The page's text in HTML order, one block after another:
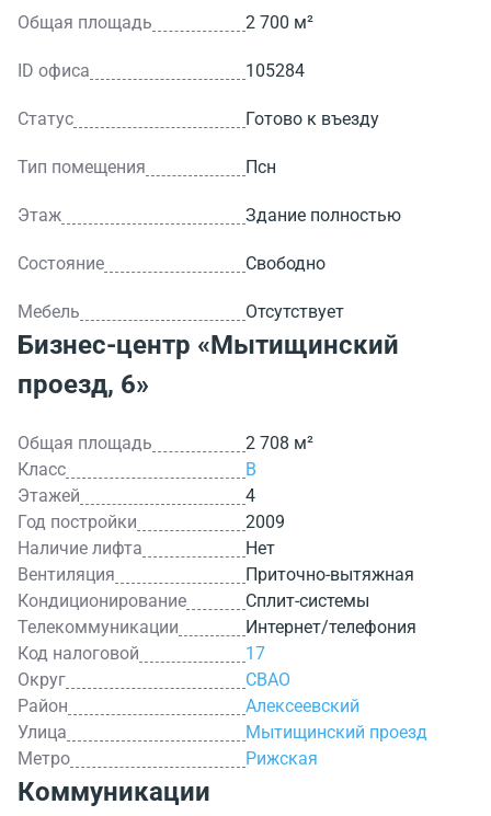
Общая площадь 2 700 м²
ID офиса 105284
Статус Готово к въезду
Тип помещения Псн
Этаж Здание полностью
Состояние Свободно
Мебель Отсутствует
Бизнес-центр «Мытищинский
проезд, 6»
Общая площадь
2 708 м²
Класс
B
Этажей
4
Год постройки
2009
Наличие лифта
Нет
Вентиляция
Приточно-вытяжная
Кондиционирование
Сплит-системы
Телекоммуникации
Интернет/телефония
Код налоговой
17
Округ
СВАО
Район
Алексеевский
Улица
Мытищинский проезд
Метро
Рижская
Коммуникации